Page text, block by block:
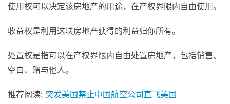
使用权可以决定该房地产的用途，在产权界限内自由使用。
收益权是利用这块房地产获得的利益归你所有。
处置权是指可以在产权界限内自由处置房地产，包括销售、
空白、赠与他人。
推荐阅读: 突发美国禁止中国航空公司直飞美国